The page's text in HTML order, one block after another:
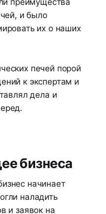
и было
их о наших
печей порой
к экспертам и
дела и
бизнеса
начинает
наладить
и заявок на